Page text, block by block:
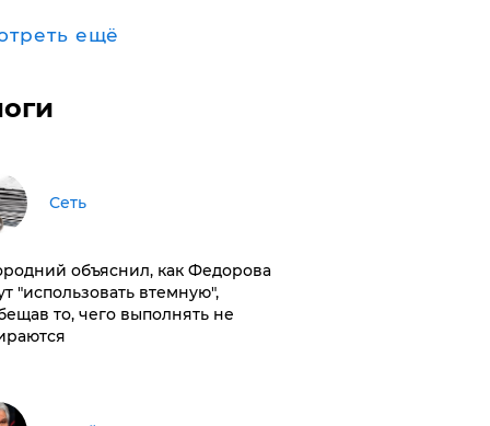
ещё
Сеть
объяснил, как Федорова
"использовать втемную",
то, чего выполнять не